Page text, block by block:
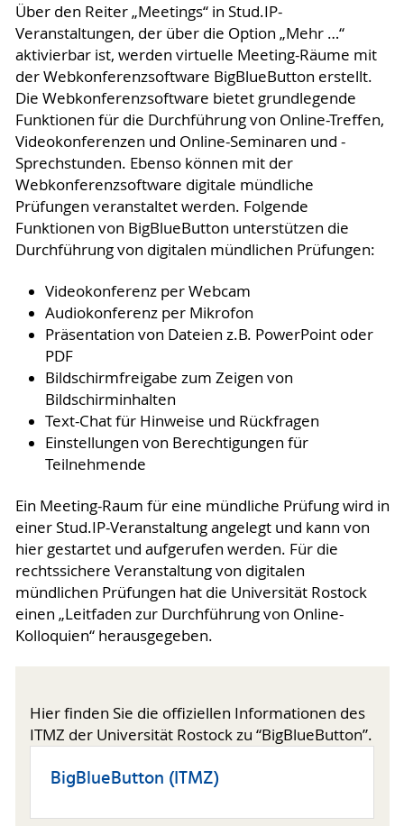
Über den Reiter „Meetings“ in Stud.IP-
Veranstaltungen, der über die Option „Mehr …“
aktivierbar ist, werden virtuelle Meeting-Räume mit
der Webkonferenzsoftware BigBlueButton erstellt.
Die Webkonferenzsoftware bietet grundlegende
Funktionen für die Durchführung von Online-Treffen,
Videokonferenzen und Online-Seminaren und -
Sprechstunden. Ebenso können mit der
Webkonferenzsoftware digitale mündliche
Prüfungen veranstaltet werden. Folgende
Funktionen von BigBlueButton unterstützen die
Durchführung von digitalen mündlichen Prüfungen:
Videokonferenz per Webcam
Audiokonferenz per Mikrofon
Präsentation von Dateien z.B. PowerPoint oder
PDF
Bildschirmfreigabe zum Zeigen von
Bildschirminhalten
Text-Chat für Hinweise und Rückfragen
Einstellungen von Berechtigungen für
Teilnehmende
Ein Meeting-Raum für eine mündliche Prüfung wird in
einer Stud.IP-Veranstaltung angelegt und kann von
hier gestartet und aufgerufen werden. Für die
rechtssichere Veranstaltung von digitalen
mündlichen Prüfungen hat die Universität Rostock
einen „Leitfaden zur Durchführung von Online-
Kolloquien“ herausgegeben.
Hier finden Sie die offiziellen Informationen des
ITMZ der Universität Rostock zu “BigBlueButton”.
BigBlueButton (ITMZ)